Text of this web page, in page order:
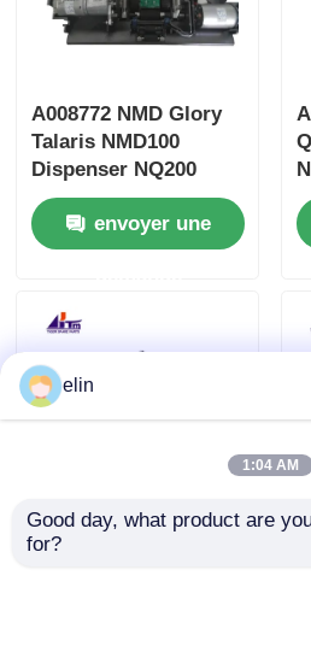
A008772 NMD Glory
Talaris NMD100
Dispenser NQ200
Porteur Assy
envoyer une
A006541 NT100 Note
elin
1:04 AM
Good day, what product are
for?